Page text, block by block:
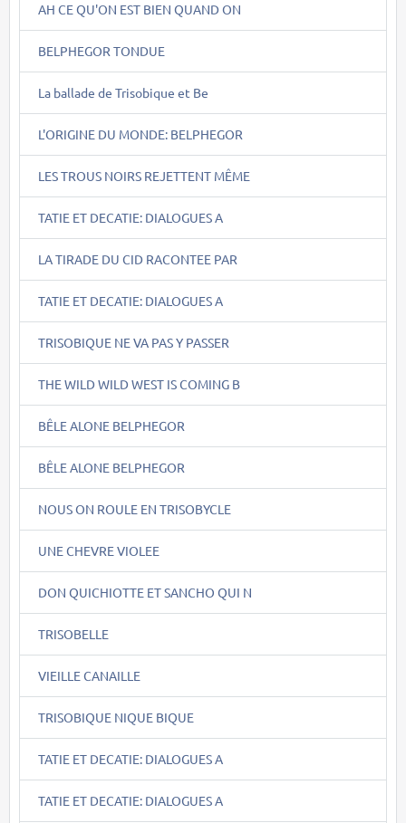
AH CE QU'ON EST BIEN QUAND ON
BELPHEGOR TONDUE
La ballade de Trisobique et Be
L'ORIGINE DU MONDE: BELPHEGOR
LES TROUS NOIRS REJETTENT MÊME
TATIE ET DECATIE: DIALOGUES A
LA TIRADE DU CID RACONTEE PAR
TATIE ET DECATIE: DIALOGUES A
TRISOBIQUE NE VA PAS Y PASSER
THE WILD WILD WEST IS COMING B
BÊLE ALONE BELPHEGOR
BÊLE ALONE BELPHEGOR
NOUS ON ROULE EN TRISOBYCLE
UNE CHEVRE VIOLEE
DON QUICHIOTTE ET SANCHO QUI N
TRISOBELLE
VIEILLE CANAILLE
TRISOBIQUE NIQUE BIQUE
TATIE ET DECATIE: DIALOGUES A
TATIE ET DECATIE: DIALOGUES A